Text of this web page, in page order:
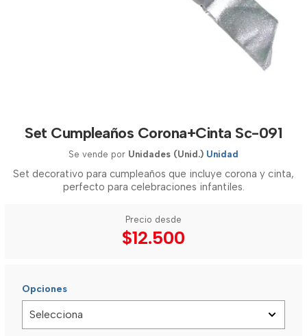
Set Cumpleaños Corona+Cinta Sc-091
Se vende por Unidades (Unid.) Unidad
Set decorativo para cumpleaños que incluye corona y cinta,
perfecto para celebraciones infantiles.
Precio desde
$12.500
Opciones